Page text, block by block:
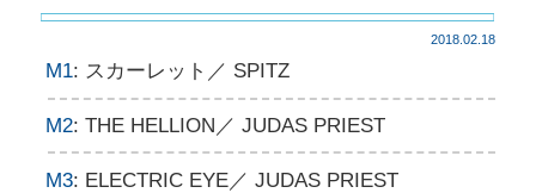
2018.02.18
M1: スカーレット／ SPITZ
M2: THE HELLION／ JUDAS PRIEST
M3: ELECTRIC EYE／ JUDAS PRIEST